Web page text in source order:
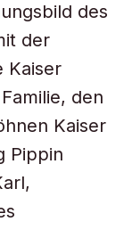
des
der
Kaiser
den
Kaiser
Pippin